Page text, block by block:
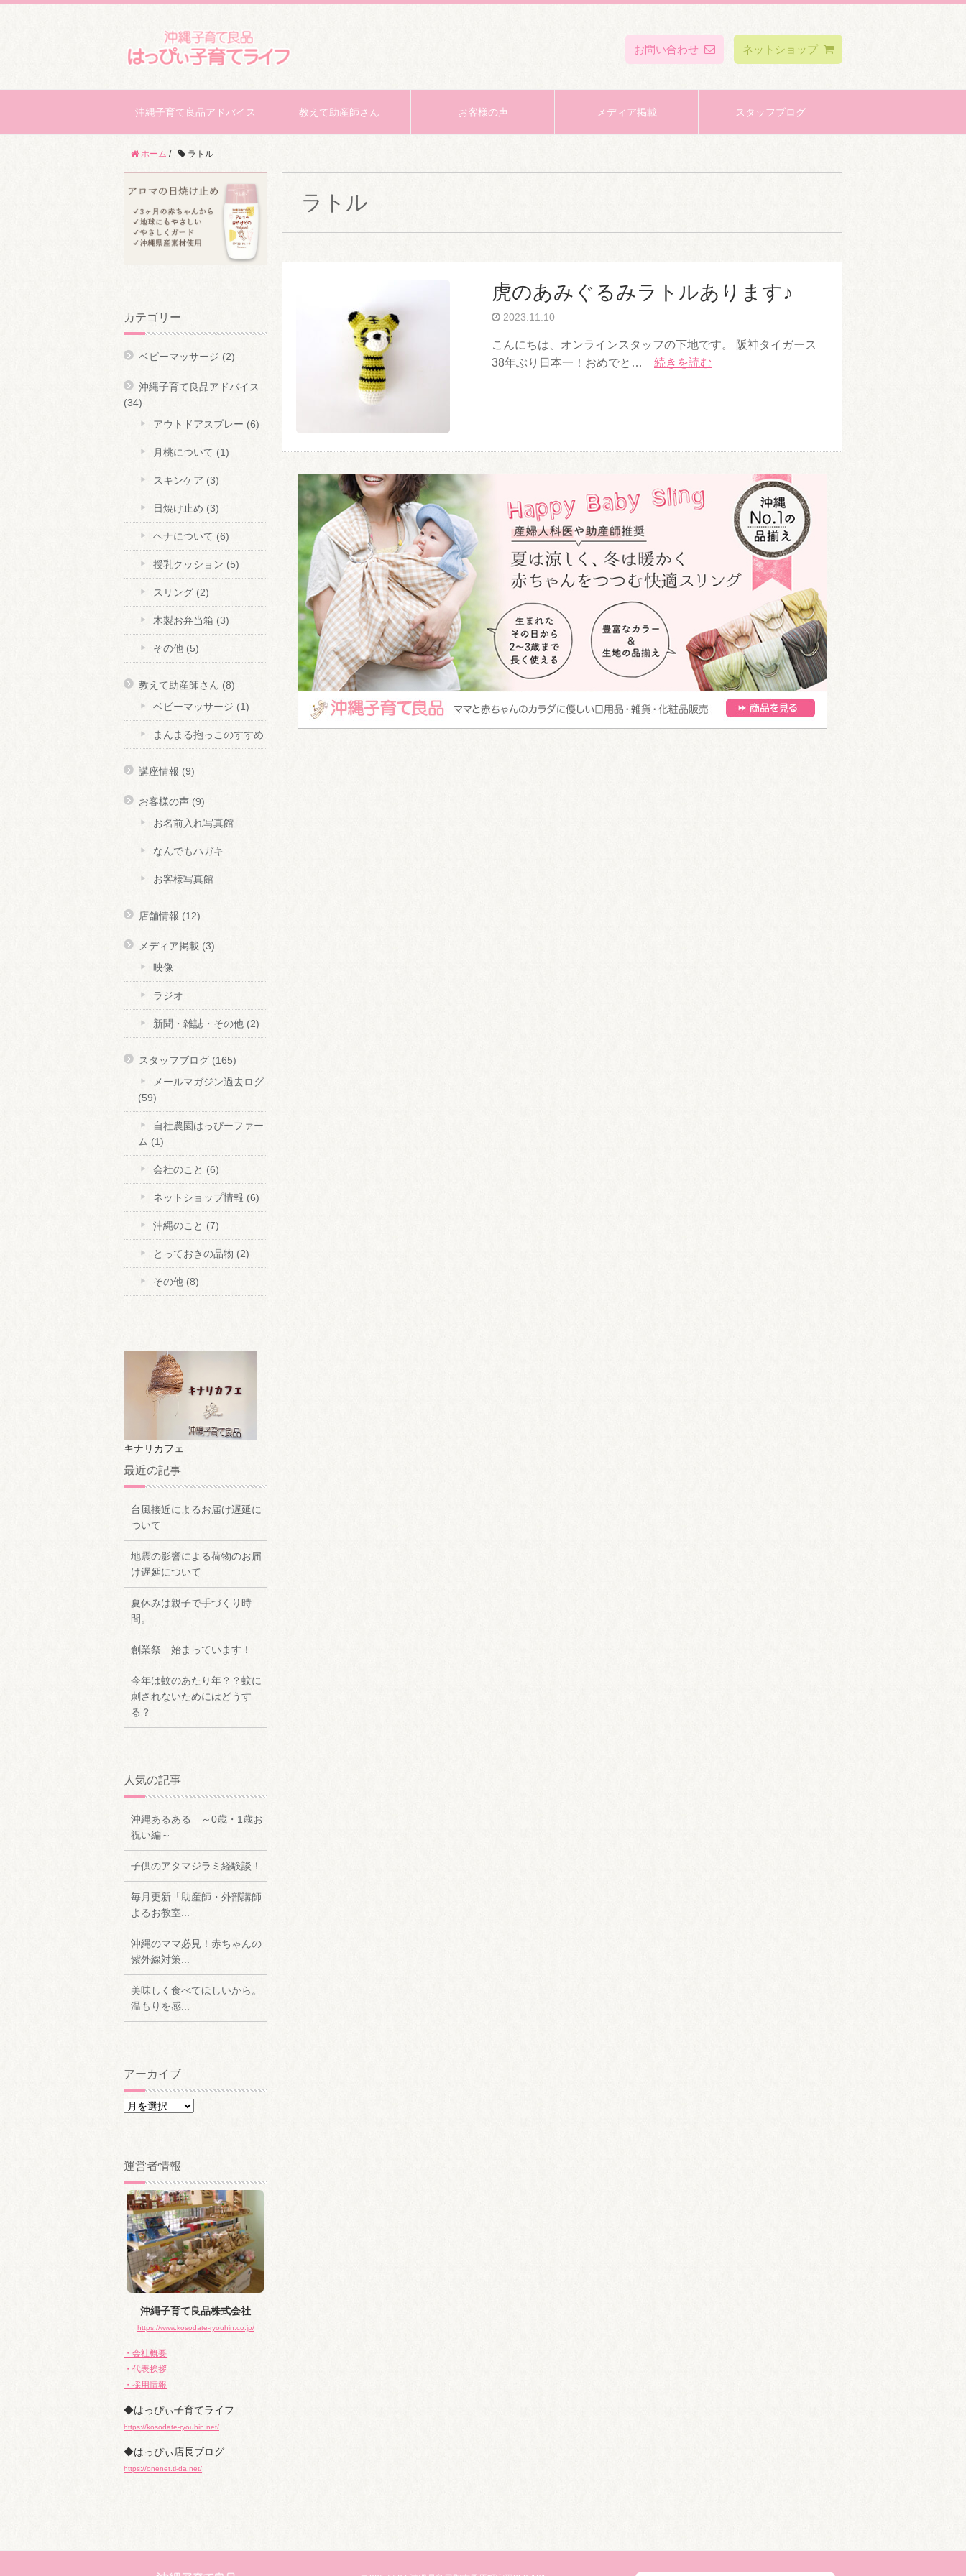
お問い合わせ ネットショップ
沖縄子育て良品アドバイス 教えて助産師さん お客様の声 メディア掲載 スタッフブログ
ホーム / ラトル
ラトル
虎のあみぐるみラトルあります♪
2023.11.10
こんにちは、オンラインスタッフの下地です。 阪神タイガース
38年ぶり日本一！おめでと… 続きを読む
カテゴリー
ベビーマッサージ (2)
沖縄子育て良品アドバイス
(34)
アウトドアスプレー (6)
月桃について (1)
スキンケア (3)
日焼け止め (3)
ヘナについて (6)
授乳クッション (5)
スリング (2)
木製お弁当箱 (3)
その他 (5)
教えて助産師さん (8)
ベビーマッサージ (1)
まんまる抱っこのすすめ
講座情報 (9)
お客様の声 (9)
お名前入れ写真館
なんでもハガキ
お客様写真館
店舗情報 (12)
メディア掲載 (3)
映像
ラジオ
新聞・雑誌・その他 (2)
スタッフブログ (165)
メールマガジン過去ログ
(59)
自社農園はっぴーファー
ム (1)
会社のこと (6)
ネットショップ情報 (6)
沖縄のこと (7)
とっておきの品物 (2)
その他 (8)
キナリカフェ
最近の記事
台風接近によるお届け遅延に
ついて
地震の影響による荷物のお届
け遅延について
夏休みは親子で手づくり時
間。
創業祭 始まっています！
今年は蚊のあたり年？？蚊に
刺されないためにはどうす
る？
人気の記事
沖縄あるある ～0歳・1歳お
祝い編～
子供のアタマジラミ経験談！
毎月更新「助産師・外部講師
よるお教室...
沖縄のママ必見！赤ちゃんの
紫外線対策...
美味しく食べてほしいから。
温もりを感...
アーカイブ
ア
ブ
運営者情報
沖縄子育て良品株式会社
https://www.kosodate-ryouhin.co.jp/
・会社概要
・代表挨拶
・採用情報
◆はっぴぃ子育てライフ
https://kosodate-ryouhin.net/
◆はっぴぃ店長ブログ
https://onenet.ti-da.net/